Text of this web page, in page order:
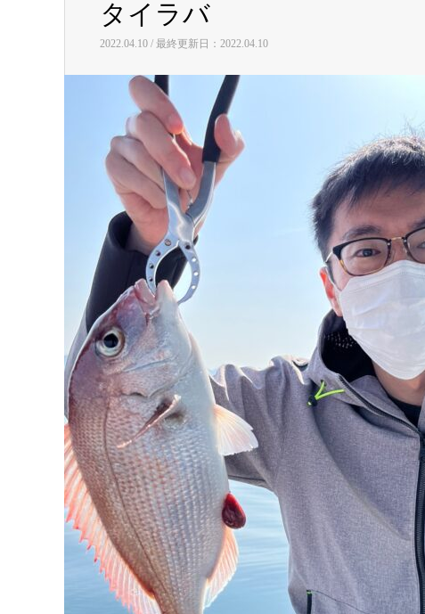
タイラバ
2022.04.10 / 最終更新日：2022.04.10